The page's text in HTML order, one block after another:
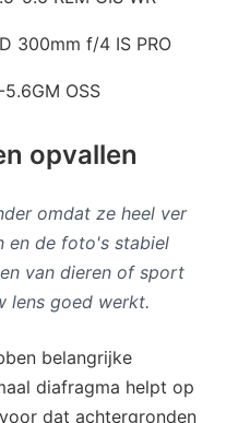
300mm f/4 IS PRO
OSS
opvallen
omdat ze heel ver
en de foto's stabiel
van dieren of sport
lens goed werkt.
belangrijke
diafragma helpt op
dat achtergronden